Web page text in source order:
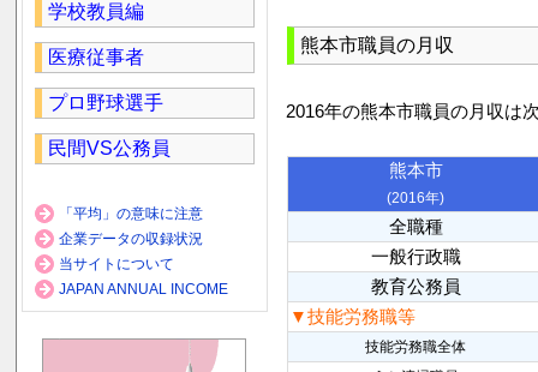
熊本市職員の月収
2016年の熊本市職員の月収は
熊本市
(2016年)
全職種
一般行政職
教育公務員
▼技能労務職等
技能労務職全体
学校教員編
医療従事者
プロ野球選手
民間VS公務員
「平均」の意味に注意
企業データの収録状況
当サイトについて
JAPAN ANNUAL INCOME